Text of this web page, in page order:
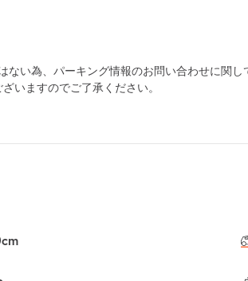
ない為、パーキング情報のお問い合わせに関
いますのでご了承ください。
しませ